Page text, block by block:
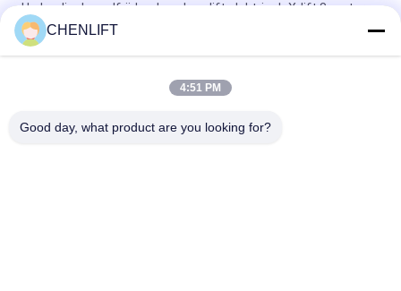
Hydraulische zelfrijdende schaarlift elektrisch X-lift 8 meter
450 kg laadvermogen
6m platformhoogte zelfrijdende schaarlift met
CHENLIFT
4:51 PM
Good day, what product are you looking for?